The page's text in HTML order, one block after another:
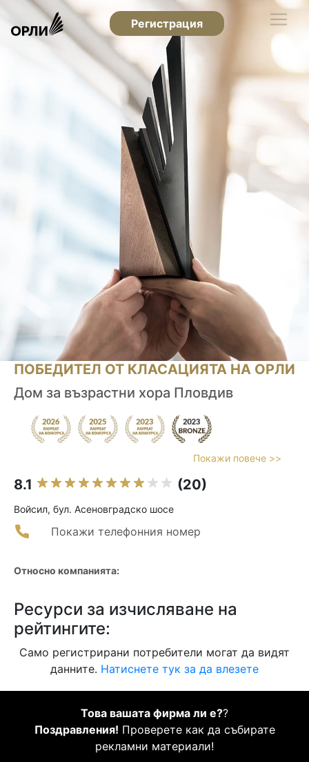
Регистрация
ПОБЕДИТЕЛ ОТ КЛАСАЦИЯТА НА ОРЛИ
Дом за възрастни хора Пловдив
Покажи повече >>
8.1 (20)
Войсил, бул. Асеновградско шосе
Покажи телефонния номер
Относно компанията:
Ресурси за изчисляване на
рейтингите:
Само регистрирани потребители могат да видят
данните. Натиснете тук за да влезете
Това вашата фирма ли е??
Поздравления! Проверете как да събирате
рекламни материали!